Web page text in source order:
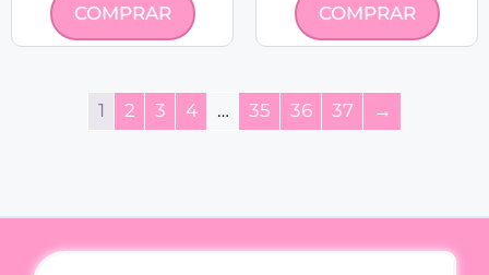
COMPRAR COMPRAR
1 2 3 4 … 35 36 37 →